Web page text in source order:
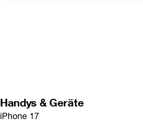
Handys & Geräte
iPhone 17